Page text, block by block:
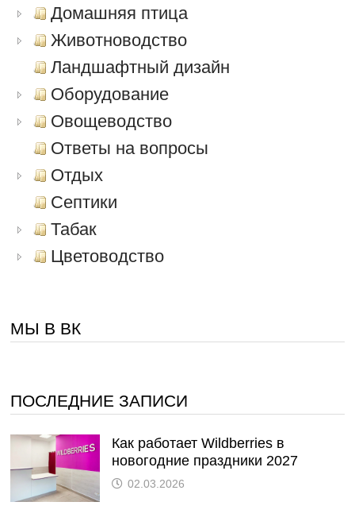
Домашняя птица
Животноводство
Ландшафтный дизайн
Оборудование
Овощеводство
Ответы на вопросы
Отдых
Септики
Табак
Цветоводство
МЫ В ВК
ПОСЛЕДНИЕ ЗАПИСИ
Как работает Wildberries в
новогодние праздники 2027
02.03.2026